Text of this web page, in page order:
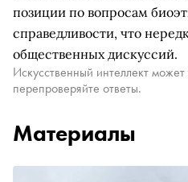
позиции по вопросам
справедливости, что
общественных дискуссий.
Искусственный интеллект
перепроверяйте ответы.
Материалы